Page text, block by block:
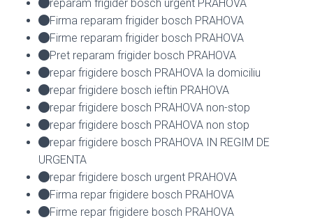
reparam frigider bosch urgent PRAHOVA
Firma reparam frigider bosch PRAHOVA
Firme reparam frigider bosch PRAHOVA
Pret reparam frigider bosch PRAHOVA
repar frigidere bosch PRAHOVA la domiciliu
repar frigidere bosch ieftin PRAHOVA
repar frigidere bosch PRAHOVA non-stop
repar frigidere bosch PRAHOVA non stop
repar frigidere bosch PRAHOVA IN REGIM DE
URGENTA
repar frigidere bosch urgent PRAHOVA
Firma repar frigidere bosch PRAHOVA
Firme repar frigidere bosch PRAHOVA